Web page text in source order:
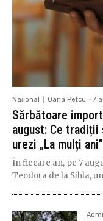
Naţional Oana Petcu - 7
Sărbătoare
august: Ce
urezi „La mulți ani”
În fiecare an, pe 7
Teodora de la Sihla,